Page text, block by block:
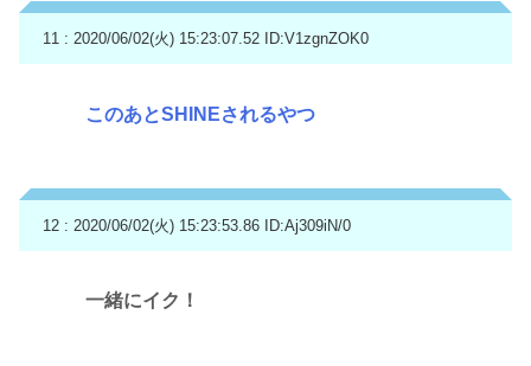
11 : 2020/06/02(火) 15:23:07.52 ID:V1zgnZOK0
このあとSHINEされるやつ
12 : 2020/06/02(火) 15:23:53.86 ID:Aj309iN/0
一緒にイク！